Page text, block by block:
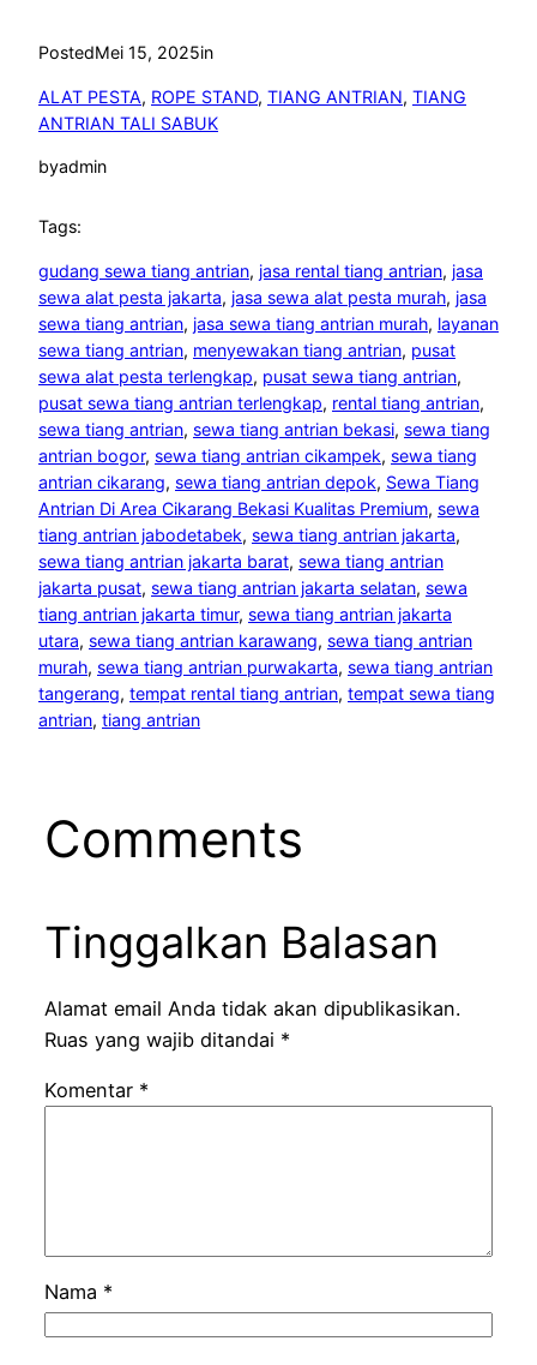
PostedMei 15, 2025in
ALAT PESTA, ROPE STAND, TIANG ANTRIAN, TIANG
ANTRIAN TALI SABUK
byadmin
Tags:
gudang sewa tiang antrian, jasa rental tiang antrian, jasa
sewa alat pesta jakarta, jasa sewa alat pesta murah, jasa
sewa tiang antrian, jasa sewa tiang antrian murah, layanan
sewa tiang antrian, menyewakan tiang antrian, pusat
sewa alat pesta terlengkap, pusat sewa tiang antrian
pusat sewa tiang antrian terlengkap, rental tiang antrian
sewa tiang antrian, sewa tiang antrian bekasi, sewa tiang
antrian bogor, sewa tiang antrian cikampek, sewa tiang
antrian cikarang, sewa tiang antrian depok, Sewa Tiang
Antrian Di Area Cikarang Bekasi Kualitas Premium, sewa
tiang antrian jabodetabek, sewa tiang antrian jakarta
sewa tiang antrian jakarta barat, sewa tiang antrian
jakarta pusat, sewa tiang antrian jakarta selatan, sewa
tiang antrian jakarta timur, sewa tiang antrian jakarta
utara, sewa tiang antrian karawang, sewa tiang antrian
murah, sewa tiang antrian purwakarta, sewa tiang antrian
tangerang, tempat rental tiang antrian, tempat sewa tiang
antrian, tiang antrian
Comments
Tinggalkan Balasan
Alamat email Anda tidak akan dipublikasikan.
Ruas yang wajib ditandai *
Komentar *
Nama *